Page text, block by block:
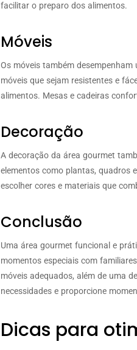
facilitar o preparo dos alimentos.
Móveis
Os móveis também
móveis que sejam resistentes e
alimentos. Mesas e cadeiras
Decoração
A decoração da área gourmet
elementos como plantas, quadros
escolher cores e materiais que
Conclusão
Uma área gourmet funcional e
momentos especiais com
móveis adequados, além de uma
necessidades e proporcione
Dicas para